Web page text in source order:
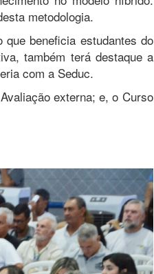
metodologia.
beneficia estudantes do
também terá destaque a
com a Seduc.
externa; e, o Curso